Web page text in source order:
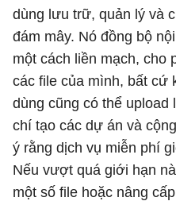
dùng lưu trữ, quản lý và
đám mây. Nó đồng bộ
một cách liền mạch, cho
các file của mình, bất cứ
dùng cũng có thể upload
chí tạo các dự án và
ý rằng dịch vụ miễn phí
Nếu vượt quá giới hạn
một số file hoặc nâng